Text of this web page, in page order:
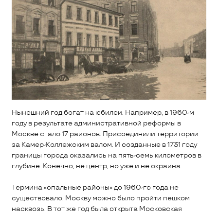
Нынешний год богат на юбилеи. Например, в 1960-м
году в результате административной реформы в
Москве стало 17 районов. Присоединили территории
за Камер-Коллежским валом. И созданные в 1731 году
границы города оказались на пять-семь километров в
глубине. Конечно, не центр, но уже и не окраина.
Термина «спальные районы» до 1960-го года не
существовало. Москву можно было пройти пешком
насквозь. В тот же год была открыта Московская